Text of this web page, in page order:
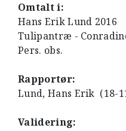
Omtalt i:
Hans Erik Lund 2016
Tulipantræ -
Pers. obs.
Rapportør:
Lund, Hans Erik (18-
Validering: